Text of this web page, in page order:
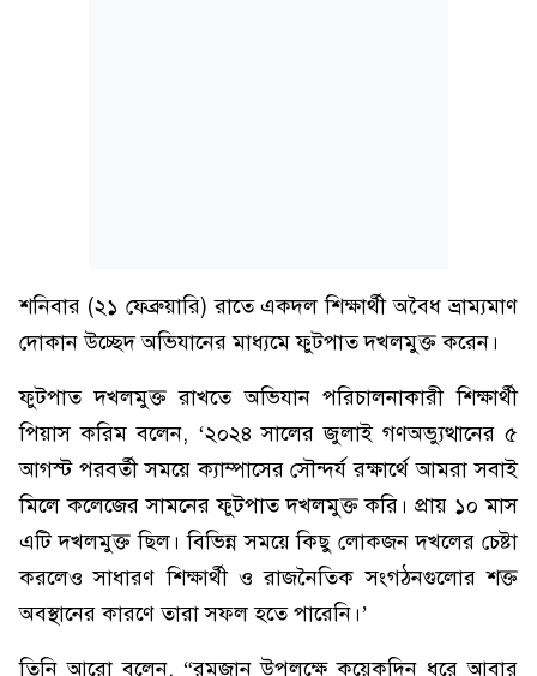
শনিবার (২১ ফেব্রুয়ারি) রাতে একদল শিক্ষার্থী অবৈধ ভ্রাম্যমাণ
দোকান উচ্ছেদ অভিযানের মাধ্যমে ফুটপাত দখলমুক্ত করেন।
ফুটপাত দখলমুক্ত রাখতে অভিযান পরিচালনাকারী শিক্ষার্থী
পিয়াস করিম বলেন, ‘২০২৪ সালের জুলাই গণঅভ্যুত্থানের ৫
আগস্ট পরবর্তী সময়ে ক্যাম্পাসের সৌন্দর্য রক্ষার্থে আমরা সবাই
মিলে কলেজের সামনের ফুটপাত দখলমুক্ত করি। প্রায় ১০ মাস
এটি দখলমুক্ত ছিল। বিভিন্ন সময়ে কিছু লোকজন দখলের চেষ্টা
করলেও সাধারণ শিক্ষার্থী ও রাজনৈতিক সংগঠনগুলোর শক্ত
অবস্থানের কারণে তারা সফল হতে পারেনি।’
তিনি আরো বলেন, “রমজান উপলক্ষে কয়েকদিন ধরে আবার